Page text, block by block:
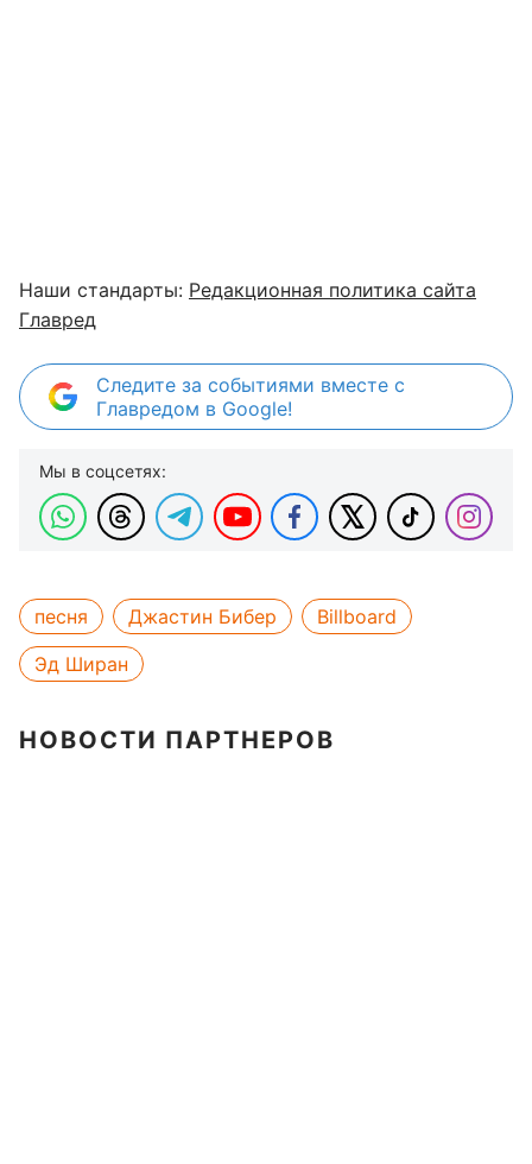
Наши стандарты: Редакционная политика сайта
Главред
Следите за событиями вместе с
Главредом в Google!
Мы в соцсетях:
песня Джастин Бибер
Billboard
Эд Ширан
НОВОСТИ ПАРТНЕРОВ